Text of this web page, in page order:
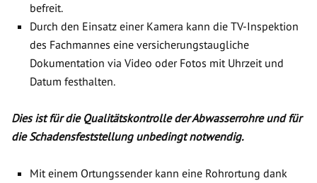
befreit.
Durch den Einsatz einer Kamera kann die TV-Inspektion
des Fachmannes eine versicherungstaugliche
Dokumentation via Video oder Fotos mit Uhrzeit und
Datum festhalten.
Dies ist für die Qualitätskontrolle der Abwasserrohre und für
die Schadensfeststellung unbedingt notwendig.
Mit einem Ortungssender kann eine Rohrortung dank